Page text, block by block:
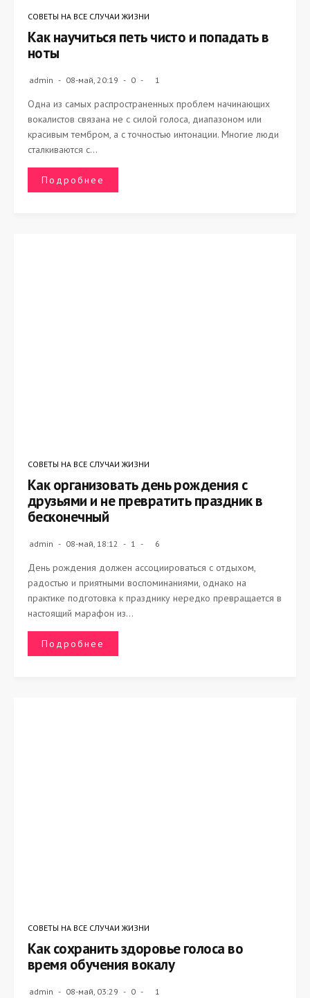
СОВЕТЫ НА ВСЕ СЛУЧАИ ЖИЗНИ
Как научиться петь чисто и попадать в
ноты
admin 08-май, 20:19 0 1
Одна из самых распространенных проблем начинающих
вокалистов связана не с силой голоса, диапазоном или
красивым тембром, а с точностью интонации. Многие люди
сталкиваются с...
Подробнее
СОВЕТЫ НА ВСЕ СЛУЧАИ ЖИЗНИ
Как организовать день рождения с
друзьями и не превратить праздник в
бесконечный
admin 08-май, 18:12 1 6
День рождения должен ассоциироваться с отдыхом,
радостью и приятными воспоминаниями, однако на
практике подготовка к празднику нередко превращается в
настоящий марафон из...
Подробнее
СОВЕТЫ НА ВСЕ СЛУЧАИ ЖИЗНИ
Как сохранить здоровье голоса во
время обучения вокалу
admin 08-май, 03:29 0 1